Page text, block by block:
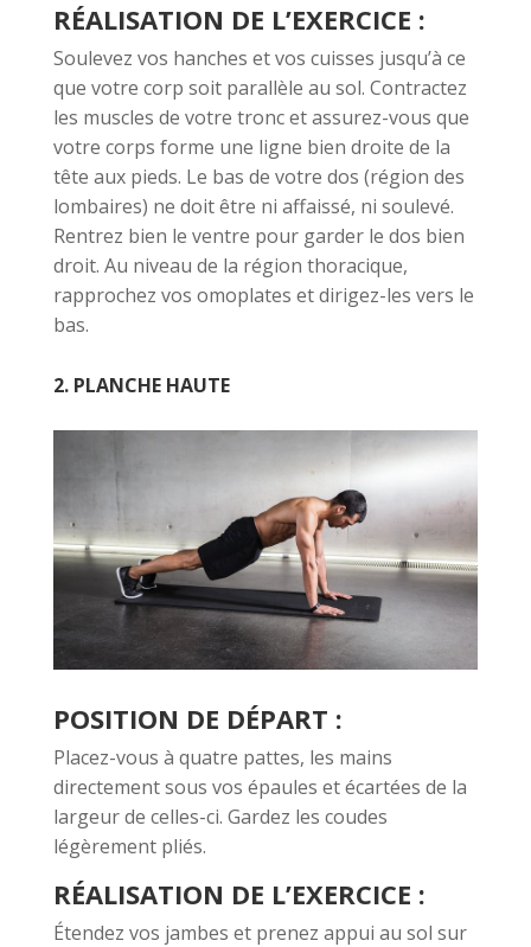
RÉALISATION DE L’EXERCICE :
Soulevez vos hanches et vos cuisses jusqu’à ce
que votre corp soit parallèle au sol. Contractez
les muscles de votre tronc et assurez-vous que
votre corps forme une ligne bien droite de la
tête aux pieds. Le bas de votre dos (région des
lombaires) ne doit être ni affaissé, ni soulevé.
Rentrez bien le ventre pour garder le dos bien
droit. Au niveau de la région thoracique,
rapprochez vos omoplates et dirigez-les vers le
bas.
2. PLANCHE HAUTE
POSITION DE DÉPART :
Placez-vous à quatre pattes, les mains
directement sous vos épaules et écartées de la
largeur de celles-ci. Gardez les coudes
légèrement pliés.
RÉALISATION DE L’EXERCICE :
Étendez vos jambes et prenez appui au sol sur